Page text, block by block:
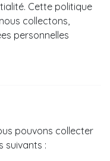
Cette politique
collectons,
personnelles
pouvons collecter
suivants :